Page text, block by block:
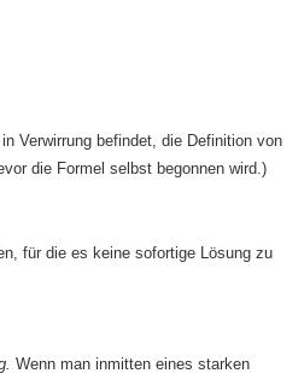
Verwirrung befindet, die Definition von
die Formel selbst begonnen wird.)
für die es keine sofortige Lösung zu
Wenn man inmitten eines starken